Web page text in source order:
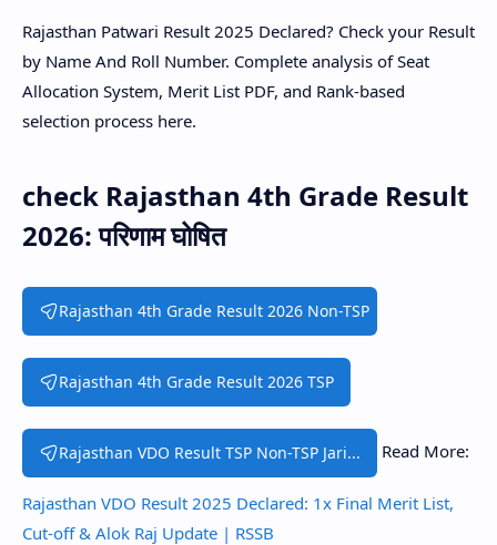
Rajasthan Patwari Result 2025 Declared? Check your Result
by Name And Roll Number. Complete analysis of Seat
Allocation System, Merit List PDF, and Rank-based
selection process here.
check Rajasthan 4th Grade Result
2026: परिणाम घोषित
Rajasthan 4th Grade Result 2026 Non-TSP
Rajasthan 4th Grade Result 2026 TSP
Rajasthan VDO Result TSP Non-TSP Jari... Read More:
Rajasthan VDO Result 2025 Declared: 1x Final Merit List,
Cut-off & Alok Raj Update | RSSB